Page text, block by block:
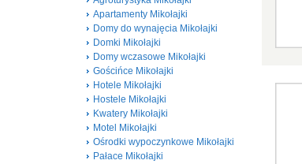
Apartamenty Mikołajki
Domy do wynajęcia Mikołajki
Domki Mikołajki
Domy wczasowe Mikołajki
Gościńce Mikołajki
Hotele Mikołajki
Hostele Mikołajki
Kwatery Mikołajki
Motel Mikołajki
Ośrodki wypoczynkowe Mikołajki
Pałace Mikołajki